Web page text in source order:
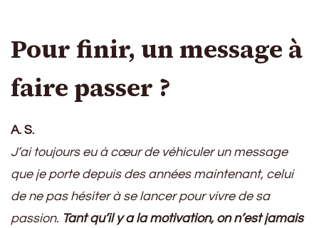
Pour finir, un message à
faire passer ?
A. S.
J’ai toujours eu à cœur de véhiculer un message
que je porte depuis des années maintenant, celui
de ne pas hésiter à se lancer pour vivre de sa
passion. Tant qu’il y a la motivation, on n’est jamais